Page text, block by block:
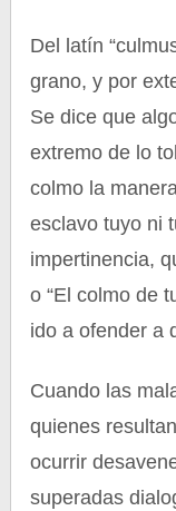
Del latín
grano, y por
Se dice que
extremo de lo
colmo la
esclavo tuyo ni
impertinencia,
o “El colmo de
ido a ofender a
Cuando las
quienes
ocurrir
superadas